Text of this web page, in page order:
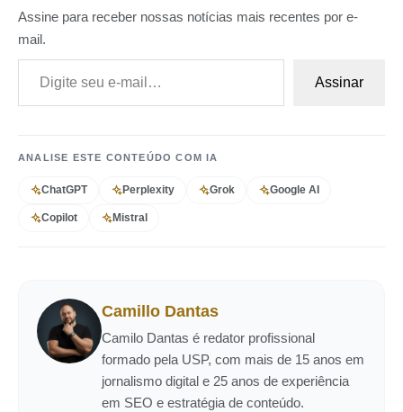
Assine para receber nossas notícias mais recentes por e-
mail.
Digite seu e-mail…
Assinar
ANALISE ESTE CONTEÚDO COM IA
ChatGPT Perplexity Grok Google AI
Copilot Mistral
Camillo Dantas
Camilo Dantas é redator profissional
formado pela USP, com mais de 15 anos em
jornalismo digital e 25 anos de experiência
em SEO e estratégia de conteúdo.